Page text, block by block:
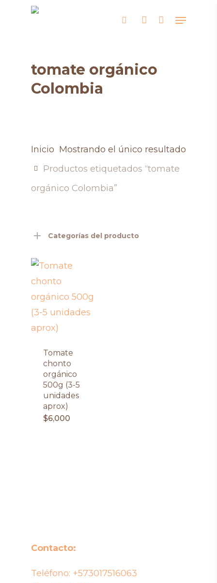
searchaccount
Menu
tomate orgánico
Colombia
Mostrando el único resultado
Inicio
Productos etiquetados “tomate
orgánico Colombia”
Categorías del producto
Tomate
chonto
orgánico
500g (3-5
unidades
aprox)
$6,000
Contacto:
Teléfono: +573017516063